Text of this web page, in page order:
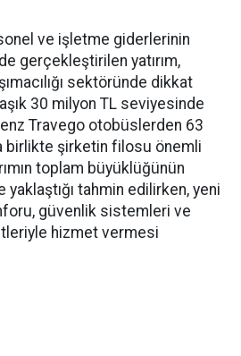
ve işletme giderlerinin
gerçekleştirilen yatırım,
sektöründe dikkat
30 milyon TL seviyesinde
Travego otobüslerden 63
birlikte şirketin filosu önemli
toplam büyüklüğünün
yaklaştığı tahmin edilirken, yeni
güvenlik sistemleri ve
hizmet vermesi